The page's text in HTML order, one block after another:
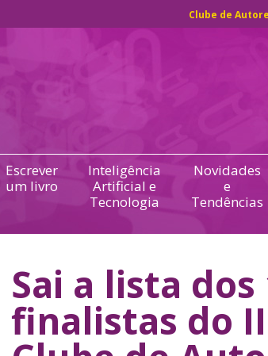
Clube de
Escrever
um livro
Inteligência
Artificial e
Tecnologia
Novidades
e
Tendências
Sai a lista dos
finalistas do